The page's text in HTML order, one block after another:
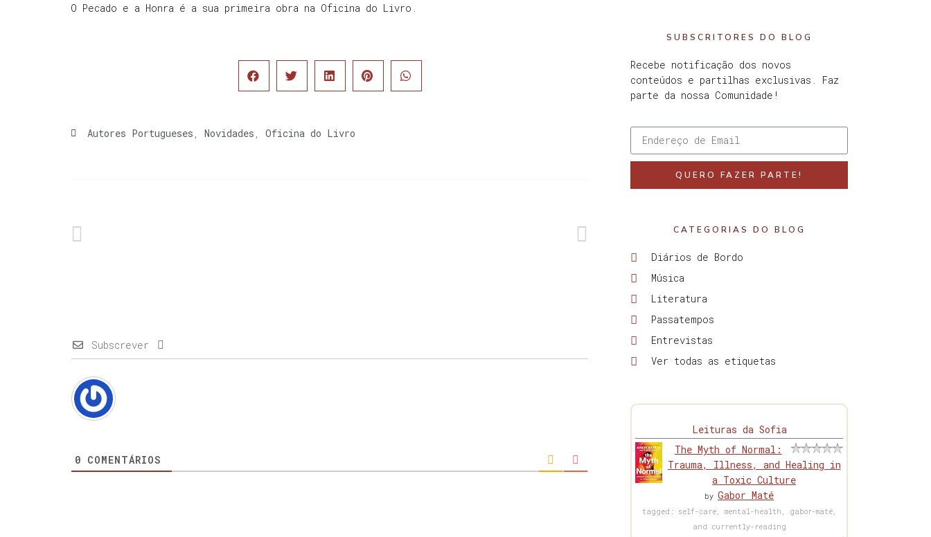
O Pecado e a Honra é a sua primeira obra na Oficina do Livro.
Autores Portugueses , Novidades , Oficina do Livro
Subscrever
0 COMENTÁRIOS
SUBSCRITORES DO BLOG
Recebe notificação dos novos
conteúdos e partilhas exclusivas. Faz
parte da nossa Comunidade!
QUERO FAZER PARTE!
CATEGORIAS DO BLOG
Diários de Bordo
Música
Literatura
Passatempos
Entrevistas
Ver todas as etiquetas
Leituras da Sofia
The Myth of Normal:
Trauma, Illness, and Healing in
a Toxic Culture
byGabor Maté
tagged: self-care, mental-health, gabor-maté,
and currently-reading